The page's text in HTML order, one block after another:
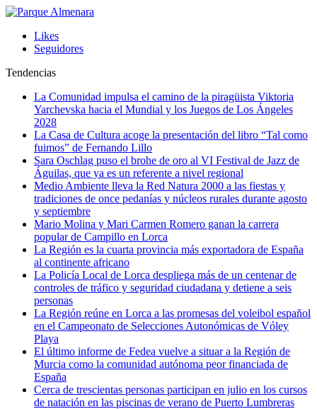
Likes
Seguidores
Tendencias
La Comunidad impulsa el camino de la piragüista Viktoria
Yarchevska hacia el Mundial y los Juegos de Los Ángeles
2028
La Casa de Cultura acoge la presentación del libro “Tal como
fuimos” de Fernando Lillo
Sara Oschlag puso el brohe de oro al VI Festival de Jazz de
Águilas, que ya es un referente a nivel regional
Medio Ambiente lleva la Red Natura 2000 a las fiestas y
tradiciones de once pedanías y núcleos rurales durante agosto
y septiembre
Mario Molina y Mari Carmen Romero ganan la carrera
popular de Campillo en Lorca
La Región es la cuarta provincia más exportadora de España
al continente africano
La Policía Local de Lorca despliega más de un centenar de
controles de tráfico y seguridad ciudadana y detiene a seis
personas
La Región reúne en Lorca a las promesas del voleibol español
en el Campeonato de Selecciones Autonómicas de Vóley
Playa
El último informe de Fedea vuelve a situar a la Región de
Murcia como la comunidad autónoma peor financiada de
España
Cerca de trescientas personas participan en julio en los cursos
de natación en las piscinas de verano de Puerto Lumbreras